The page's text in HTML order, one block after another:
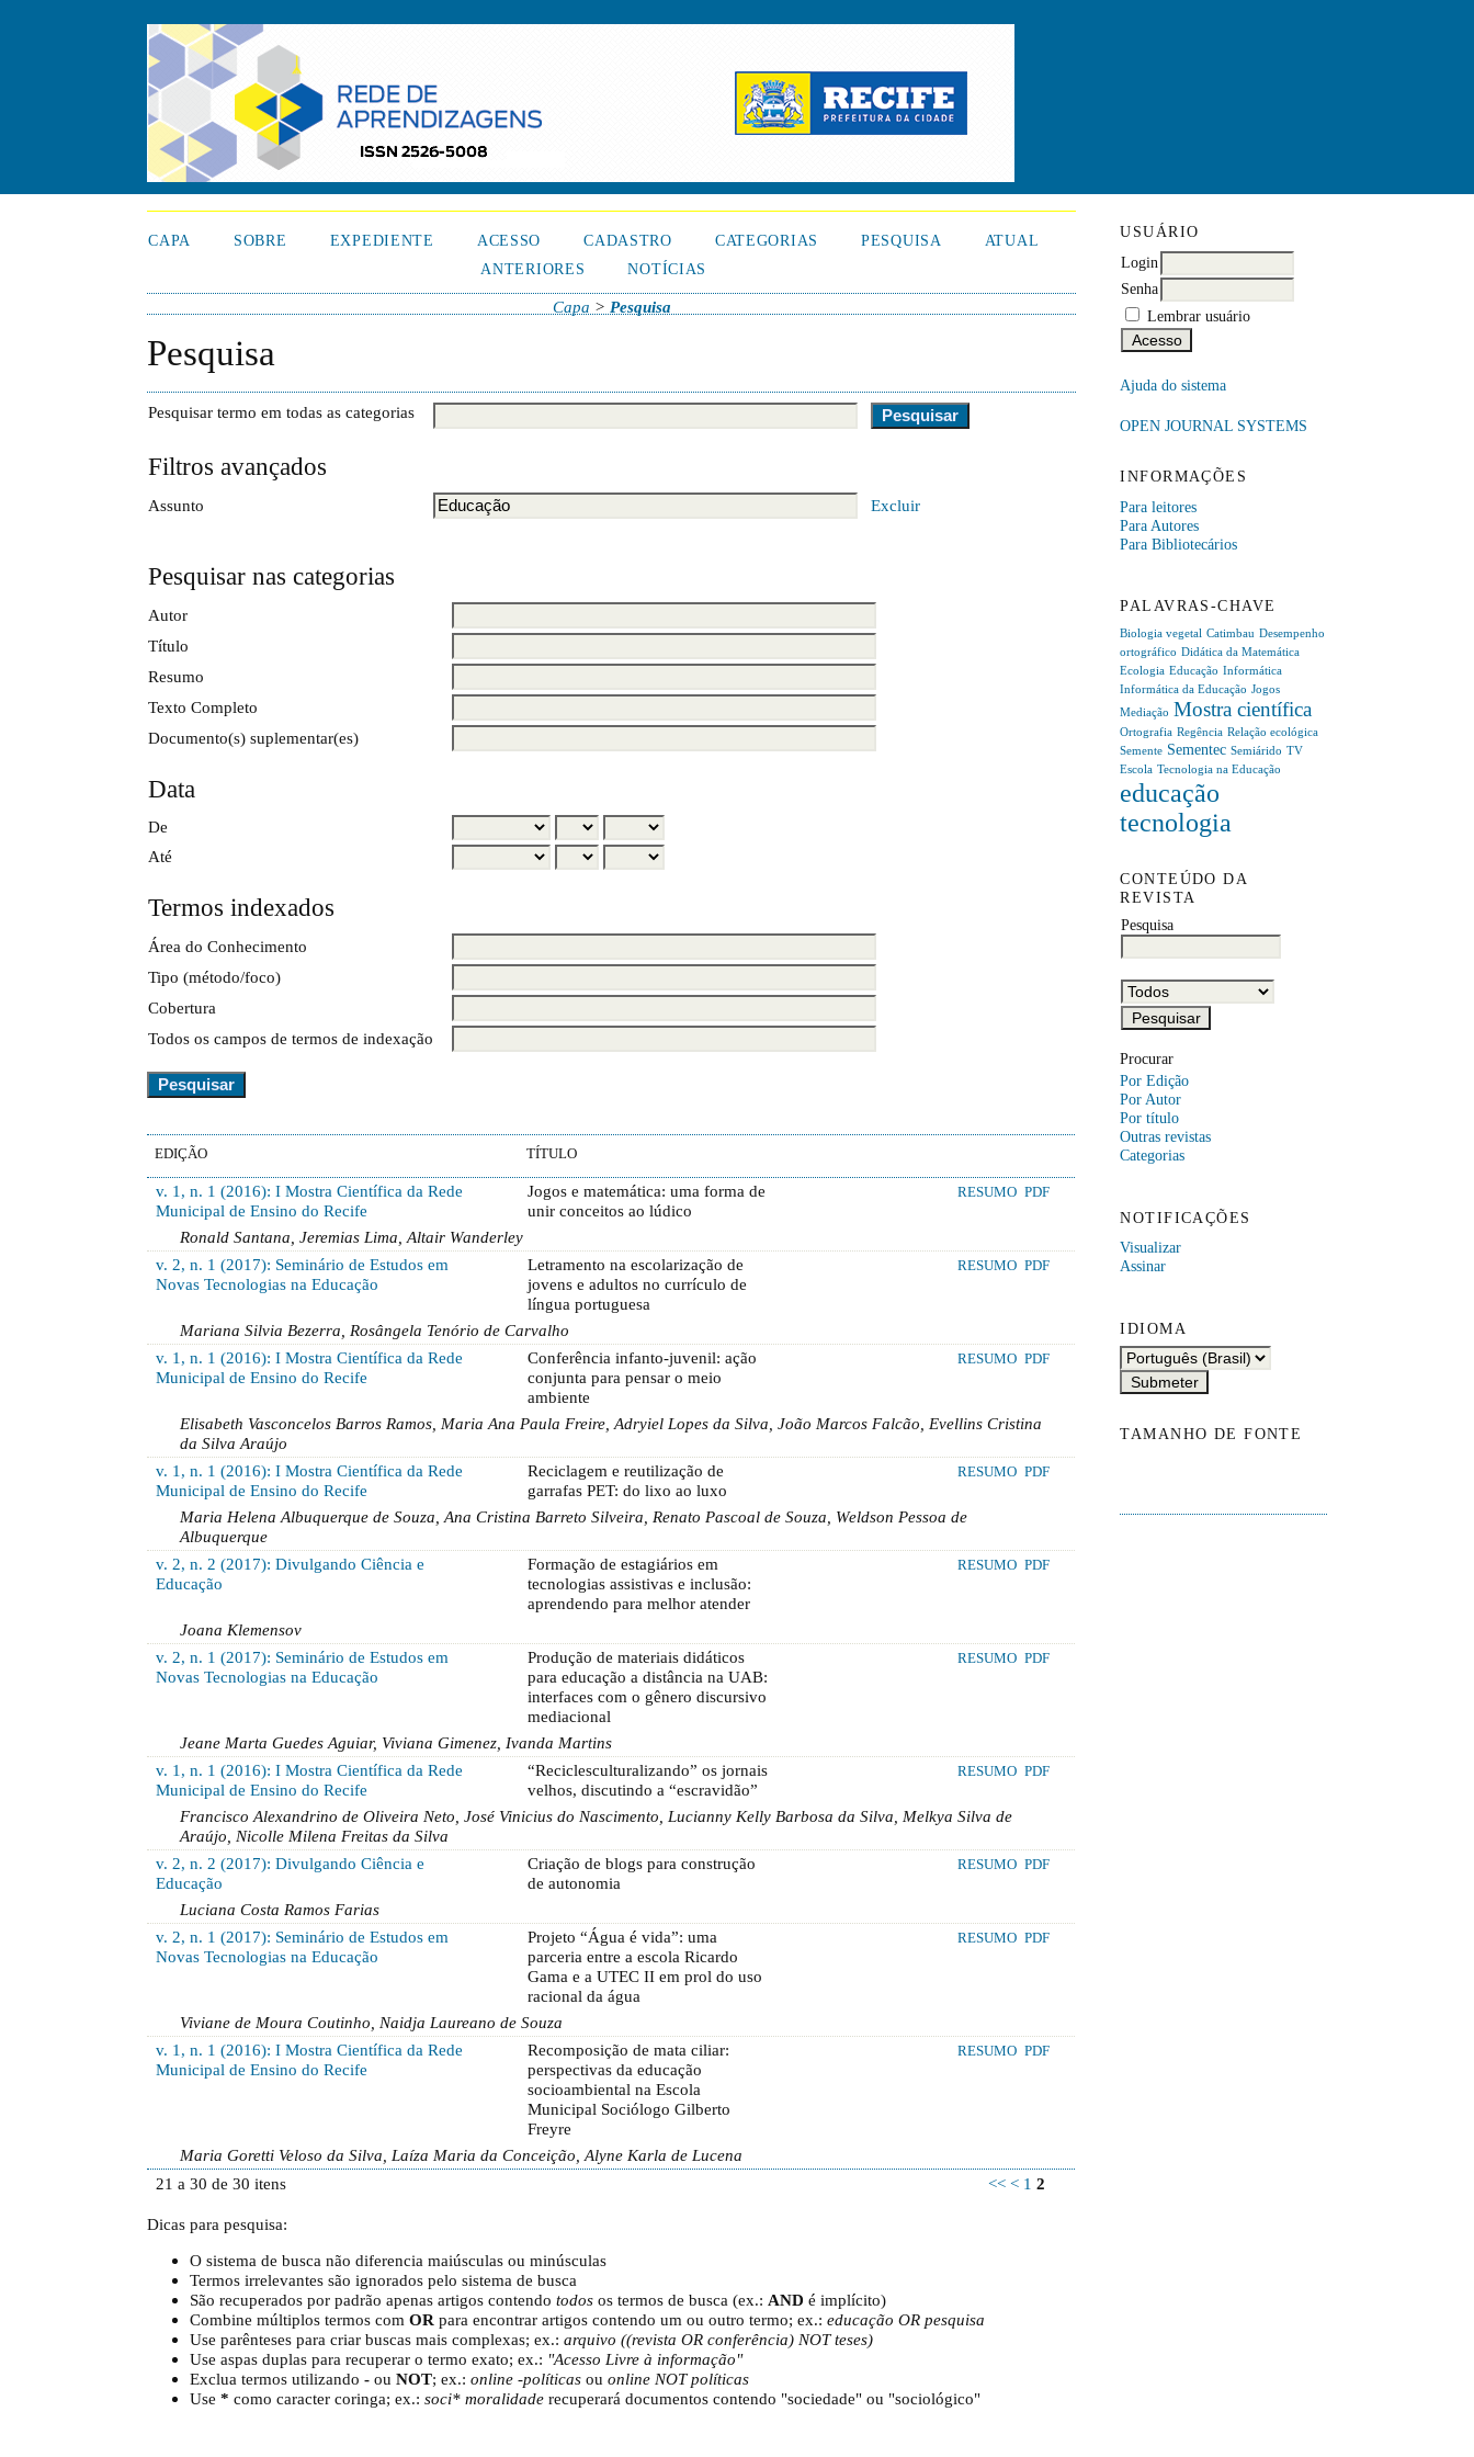
USUÁRIO
Login
Senha
Lembrar usuário
Ajuda do sistema
OPEN JOURNAL SYSTEMS
INFORMAÇÕES
Para leitores
Para Autores
Para Bibliotecários
PALAVRAS-CHAVE
Biologia vegetal Catimbau Desempenho
ortográfico Didática da Matemática
Ecologia Educação Informática
Informática da Educação Jogos
Mediação Mostra científica
Ortografia Regência Relação ecológica
Semente Sementec Semiárido TV
Escola Tecnologia na Educação
educação
tecnologia
CONTEÚDO DA
REVISTA
Pesquisa
Procurar
Por Edição
Por Autor
Por título
Outras revistas
Categorias
NOTIFICAÇÕES
Visualizar
Assinar
IDIOMA
TAMANHO DE FONTE
CAPA SOBRE EXPEDIENTE ACESSO CADASTRO CATEGORIAS PESQUISA
ATUAL
ANTERIORES
NOTÍCIAS
Capa > Pesquisa
Pesquisa
Pesquisar termo em todas as categorias
Filtros avançados
Assunto Excluir
Pesquisar nas categorias
Autor
Título
Resumo
Texto Completo
Documento(s) suplementar(es)
Data
De
Até
Termos indexados
Área do Conhecimento
Tipo (método/foco)
Cobertura
Todos os campos de termos de indexação
EDIÇÃO TÍTULO
v. 1, n. 1 (2016): I Mostra Científica da Rede
Municipal de Ensino do Recife
Jogos e matemática: uma forma de
unir conceitos ao lúdico
RESUMO PDF
Ronald Santana, Jeremias Lima, Altair Wanderley
v. 2, n. 1 (2017): Seminário de Estudos em
Novas Tecnologias na Educação
Letramento na escolarização de
jovens e adultos no currículo de
língua portuguesa
RESUMO PDF
Mariana Silvia Bezerra, Rosângela Tenório de Carvalho
v. 1, n. 1 (2016): I Mostra Científica da Rede
Municipal de Ensino do Recife
Conferência infanto-juvenil: ação
conjunta para pensar o meio
ambiente
RESUMO PDF
Elisabeth Vasconcelos Barros Ramos, Maria Ana Paula Freire, Adryiel Lopes da Silva, João Marcos Falcão, Evellins Cristina
da Silva Araújo
v. 1, n. 1 (2016): I Mostra Científica da Rede
Municipal de Ensino do Recife
Reciclagem e reutilização de
garrafas PET: do lixo ao luxo
RESUMO PDF
Maria Helena Albuquerque de Souza, Ana Cristina Barreto Silveira, Renato Pascoal de Souza, Weldson Pessoa de
Albuquerque
v. 2, n. 2 (2017): Divulgando Ciência e
Educação
Formação de estagiários em
tecnologias assistivas e inclusão:
aprendendo para melhor atender
RESUMO PDF
Joana Klemensov
v. 2, n. 1 (2017): Seminário de Estudos em
Novas Tecnologias na Educação
Produção de materiais didáticos
para educação a distância na UAB:
interfaces com o gênero discursivo
mediacional
RESUMO PDF
Jeane Marta Guedes Aguiar, Viviana Gimenez, Ivanda Martins
v. 1, n. 1 (2016): I Mostra Científica da Rede
Municipal de Ensino do Recife
“Reciclesculturalizando” os jornais
velhos, discutindo a “escravidão”
RESUMO PDF
Francisco Alexandrino de Oliveira Neto, José Vinicius do Nascimento, Lucianny Kelly Barbosa da Silva, Melkya Silva de
Araújo, Nicolle Milena Freitas da Silva
v. 2, n. 2 (2017): Divulgando Ciência e
Educação
Criação de blogs para construção
de autonomia
RESUMO PDF
Luciana Costa Ramos Farias
v. 2, n. 1 (2017): Seminário de Estudos em
Novas Tecnologias na Educação
Projeto “Água é vida”: uma
parceria entre a escola Ricardo
Gama e a UTEC II em prol do uso
racional da água
RESUMO PDF
Viviane de Moura Coutinho, Naidja Laureano de Souza
v. 1, n. 1 (2016): I Mostra Científica da Rede
Municipal de Ensino do Recife
Recomposição de mata ciliar:
perspectivas da educação
socioambiental na Escola
Municipal Sociólogo Gilberto
Freyre
RESUMO PDF
Maria Goretti Veloso da Silva, Laíza Maria da Conceição, Alyne Karla de Lucena
21 a 30 de 30 itens
<< < 1 2
Dicas para pesquisa:
O sistema de busca não diferencia maiúsculas ou minúsculas
Termos irrelevantes são ignorados pelo sistema de busca
São recuperados por padrão apenas artigos contendo todosos termos de busca (ex.: AND é implícito)
Combine múltiplos termos com OR para encontrar artigos contendo um ou outro termo; ex.: educação OR pesquisa
Use parênteses para criar buscas mais complexas; ex.: arquivo ((revista OR conferência) NOT teses)
Use aspas duplas para recuperar o termo exato; ex.: "Acesso Livre à informação"
Exclua termos utilizando -ou NOT; ex.: online -políticasou online NOT políticas
Use * como caracter coringa; ex.: soci* moralidaderecuperará documentos contendo "sociedade" ou "sociológico"